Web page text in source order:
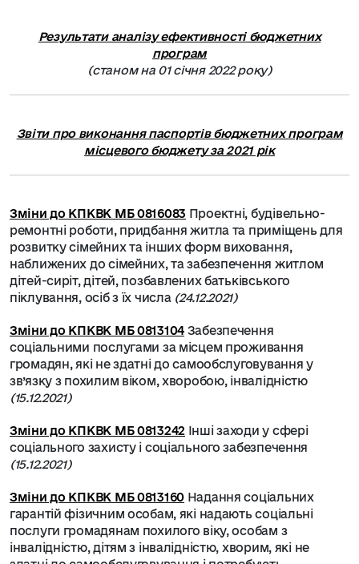
Результати аналізу ефективності бюджетних
програм
(станом на 01 січня 2022 року)
Звіти про виконання паспортів бюджетних програм
місцевого бюджету за 2021 рік
Зміни до КПКВК МБ 0816083 Проектні, будівельно-
ремонтні роботи, придбання житла та приміщень для
розвитку сімейних та інших форм виховання,
наближених до сімейних, та забезпечення житлом
дітей-сиріт, дітей, позбавлених батьківського
піклування, осіб з їх числа (24.12.2021)
Зміни до КПКВК МБ 0813104 Забезпечення
соціальними послугами за місцем проживання
громадян, які не здатні до самообслуговування у
зв’язку з похилим віком, хворобою, інвалідністю
(15.12.2021)
Зміни до КПКВК МБ 0813242 Інші заходи у сфері
соціального захисту і соціального забезпечення
(15.12.2021)
Зміни до КПКВК МБ 0813160 Надання соціальних
гарантій фізичним особам, які надають соціальні
послуги громадянам похилого віку, особам з
інвалідністю, дітям з інвалідністю, хворим, які не